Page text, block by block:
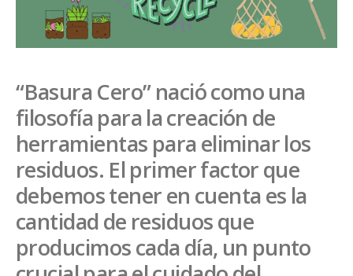
Italiano
“Basura Cero” nació como una
filosofía para la creación de
herramientas para eliminar los
residuos. El primer factor que
debemos tener en cuenta es la
cantidad de residuos que
producimos cada día, un punto